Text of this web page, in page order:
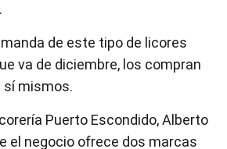
de este tipo de licores
va de diciembre, los compran
sí mismos.
Puerto Escondido, Alberto
el negocio ofrece dos marcas